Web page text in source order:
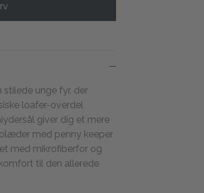
unge fyr, der
loafer-overdel
giver dig et mere
med penny keeper
med mikrofiberfor og
til den allerede